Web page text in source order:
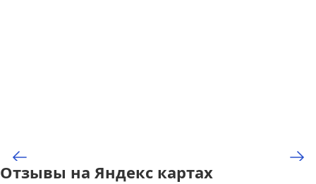
Отзывы на Яндекс картах